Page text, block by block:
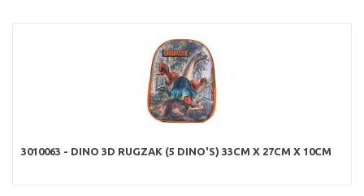
3010063 - DINO 3D RUGZAK (5 DINO'S) 33CM X 27CM X 10CM